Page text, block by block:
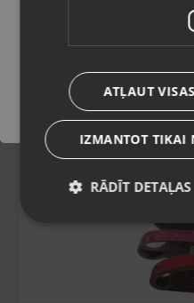
Stāvoklis Jauns (Garantija
€
ATĻAUT
IZMANTOT TIKAI
RĀDĪT DETAĻAS